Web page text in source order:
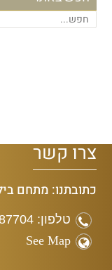
צרו קשר
כתובתנו: מתחם
טלפון: 050-5287704
See Map